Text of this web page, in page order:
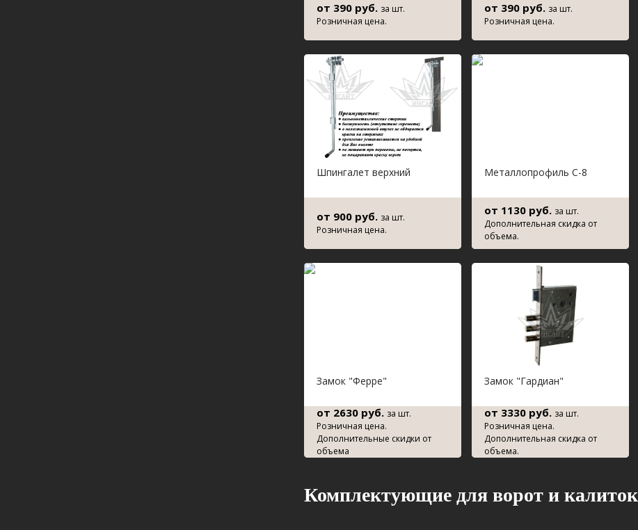
от 390 руб. за шт.
Розничная цена.
от 390 руб. за шт.
Розничная цена.
Шпингалет верхний
от 900 руб. за шт.
Розничная цена.
Металлопрофиль С-8
от 1130 руб. за шт.
Дополнительная скидка от
объема.
Замок "Ферре"
от 2630 руб. за шт.
Розничная цена.
Дополнительные скидки от
объема
Замок "Гардиан"
от 3330 руб. за шт.
Розничная цена.
Дополнительная скидка от
объема.
Комплектующие для ворот и калиток